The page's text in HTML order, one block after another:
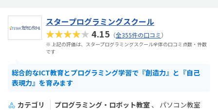
スタープログラミングスクール
★★★★★4.15 （全355件の口コミ）
※ 上記の評価は、スタープログラミングスクール全体の口コミ点数・件数
です
総合的なICT教育とプログラミング学習で『創造力』と『自己
表現力』を育みます
カテゴリ プログラミング・ロボット教室
パソコン教室